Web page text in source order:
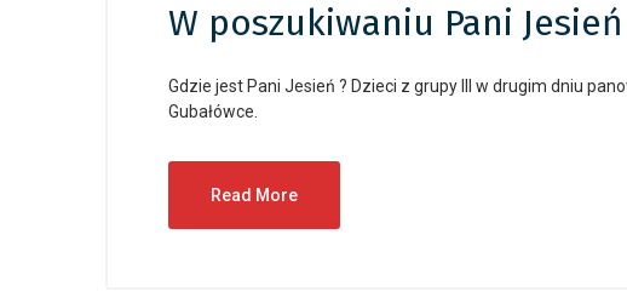
W poszukiwaniu Pani
Gdzie jest Pani Jesień ? Dzieci z grupy III w drugim dniu
Gubałówce.
Read More